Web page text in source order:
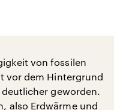
von fossilen
vor dem Hintergrund
deutlicher geworden.
also Erdwärme und